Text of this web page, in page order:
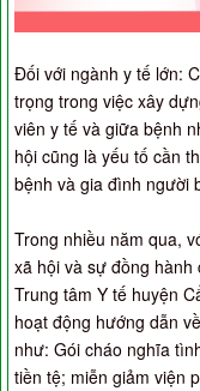
Đối với ngành y tế lớn:
trọng trong việc xây
viên y tế và giữa bệnh
hội cũng là yếu tố cần
bệnh và gia đình người
Trong nhiều năm qua,
xã hội và sự đồng
Trung tâm Y tế huyện
hoạt động hướng dẫn
như: Gói cháo nghĩa
tiền tệ; miễn giảm viện